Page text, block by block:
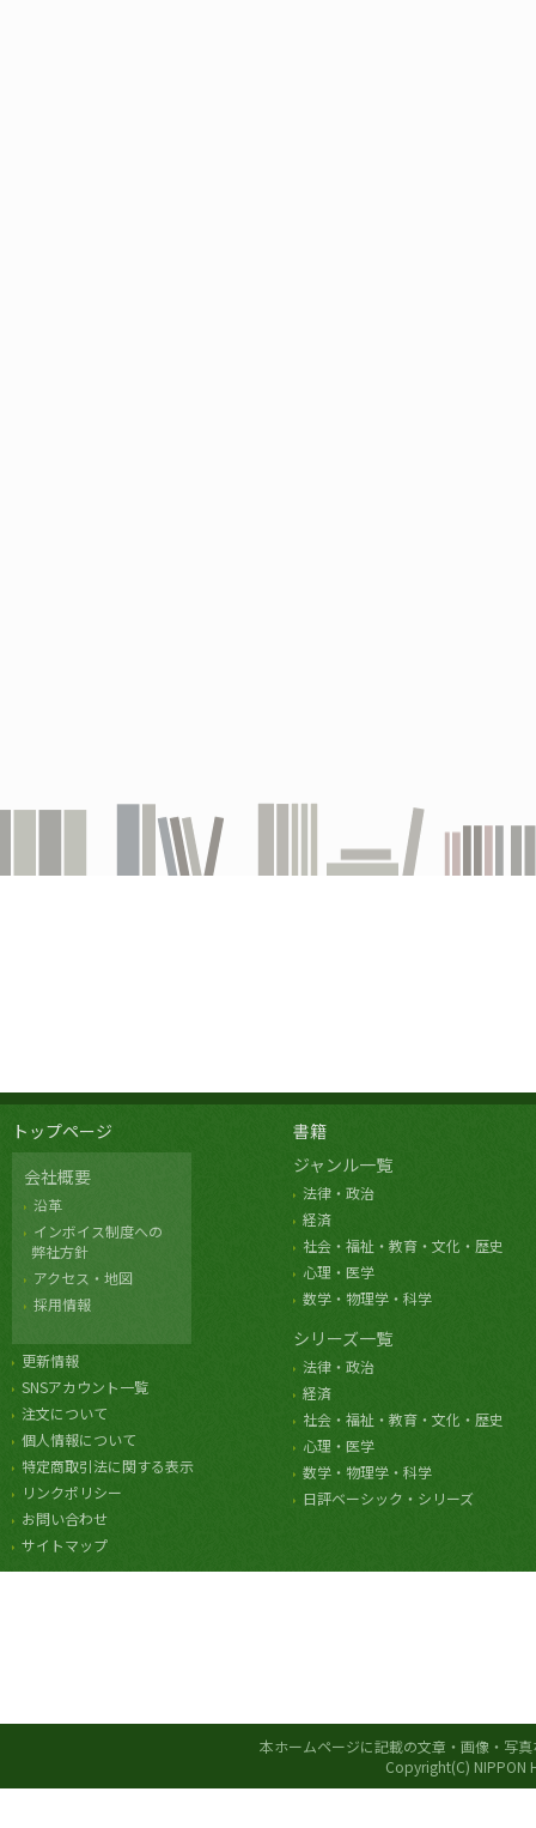
トップページ
会社概要
沿革
インボイス制度への
弊社方針
アクセス・地図
採用情報
更新情報
SNSアカウント一覧
注文について
個人情報について
特定商取引法に関する表示
リンクポリシー
お問い合わせ
サイトマップ
書籍
ジャンル一覧
法律・政治
経済
社会・福祉・教育・文化・歴史
心理・医学
数学・物理学・科学
シリーズ一覧
法律・政治
経済
社会・福祉・教育・文化・歴史
心理・医学
数学・物理学・科学
日評ベーシック・シリーズ
本ホームページに記載の文章・画像・写
Copyright(C) NIPPON